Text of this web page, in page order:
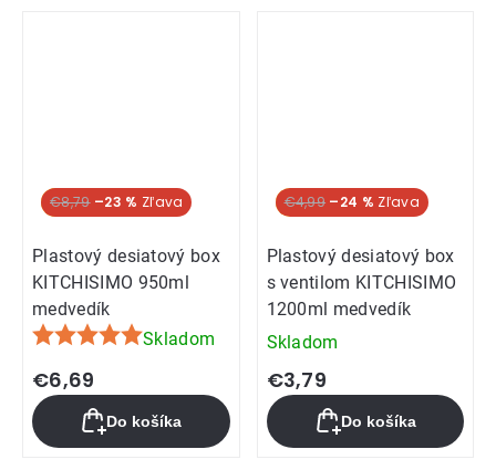
Akcia
€8,79 –23 %
Plastový desiatový box
KITCHISIMO 950ml
medvedík
Priemerné
hodnotenie
produktu
je
5,0
Skladom
€6,69
Do košíka
Akcia
€4,99 –24 %
Plastový desiatový box
s ventilom KITCHISIMO
1200ml medvedík
Skladom
€3,79
Do košíka